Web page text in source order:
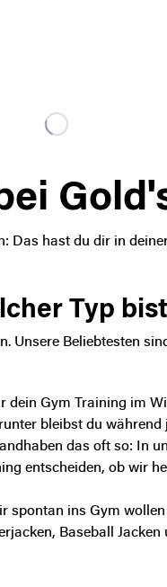
Das hast du dir in
Typ
Unsere Beliebtesten
dein Gym Training im
bleibst du während
das oft so: In
entscheiden, ob wir
spontan ins Gym
Baseball